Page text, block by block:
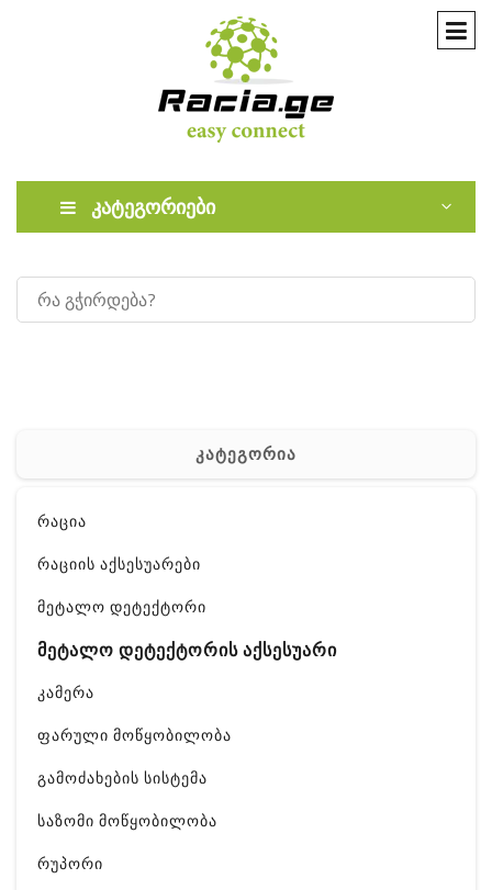
კატეგორიები
კატეგორია
რაცია
რაციის აქსესუარები
მეტალო დეტექტორი
მეტალო დეტექტორის აქსესუარი
კამერა
ფარული მოწყობილობა
გამოძახების სისტემა
საზომი მოწყობილობა
რუპორი